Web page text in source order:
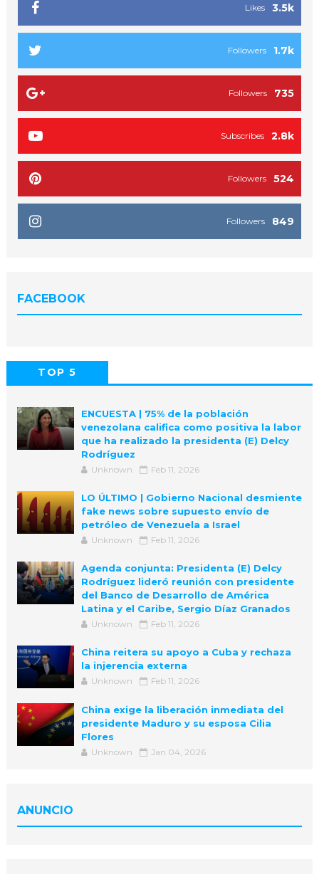
3.5k
Likes
1.7k
Followers
735
Followers
2.8k
Subscribes
524
Followers
849
Followers
FACEBOOK
TOP 5
ENCUESTA | 75% de la población
venezolana califica como positiva la labor
que ha realizado la presidenta (E) Delcy
Rodríguez
Unknown Feb 11, 2026
LO ÚLTIMO | Gobierno Nacional desmiente
fake news sobre supuesto envío de
petróleo de Venezuela a Israel
Unknown Feb 11, 2026
Agenda conjunta: Presidenta (E) Delcy
Rodríguez lideró reunión con presidente
del Banco de Desarrollo de América
Latina y el Caribe, Sergio Díaz Granados
Unknown Feb 11, 2026
China reitera su apoyo a Cuba y rechaza
la injerencia externa
Unknown Feb 11, 2026
China exige la liberación inmediata del
presidente Maduro y su esposa Cilia
Flores
Unknown Jan 04, 2026
ANUNCIO